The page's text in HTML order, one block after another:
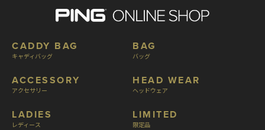
CADDY BAG
キャディバッグ
ACCESSORY
アクセサリー
LADIES
レディース
BAG
バッグ
HEAD WEAR
ヘッドウェア
LIMITED
限定品